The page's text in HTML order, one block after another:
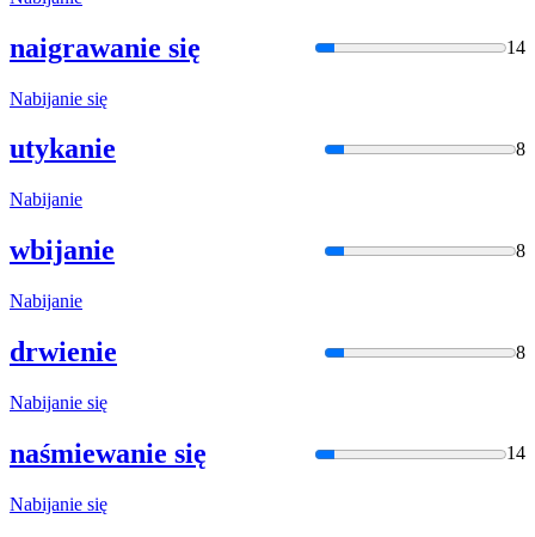
naigrawanie się 14
Nabijanie się
utykanie 8
Nabijanie
wbijanie 8
Nabijanie
drwienie 8
Nabijanie się
naśmiewanie się 14
Nabijanie się